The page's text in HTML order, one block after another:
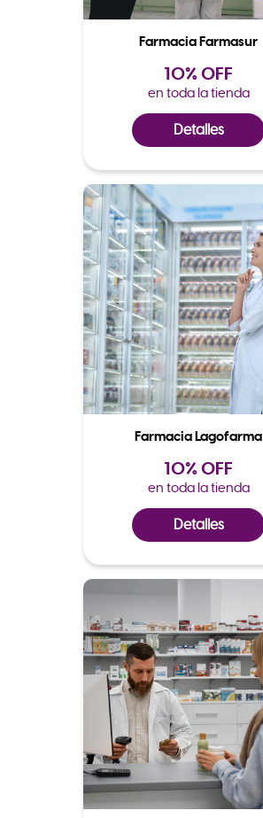
Farmacia Farmasur
10% OFF
en toda la tienda
Detalles
Farmacia Lagofarma
10% OFF
en toda la tienda
Detalles